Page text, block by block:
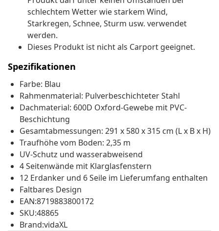
schlechtem Wetter wie starkem Wind,
Starkregen, Schnee, Sturm usw. verwendet
werden.
Dieses Produkt ist nicht als Carport geeignet.
Spezifikationen
Farbe: Blau
Rahmenmaterial: Pulverbeschichteter Stahl
Dachmaterial: 600D Oxford-Gewebe mit PVC-
Beschichtung
Gesamtabmessungen: 291 x 580 x 315 cm (L x B x H)
Traufhöhe vom Boden: 2,35 m
UV-Schutz und wasserabweisend
4 Seitenwände mit Klarglasfenstern
12 Erdanker und 6 Seile im Lieferumfang enthalten
Faltbares Design
EAN:8719883800172
SKU:48865
Brand:vidaXL